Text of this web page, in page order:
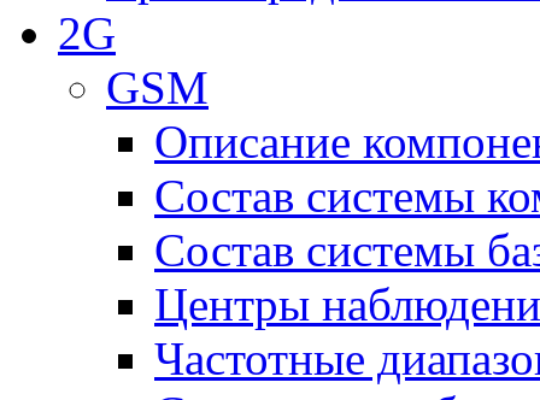
2G
GSM
Описание
Состав системы
Состав системы
Центры
Частотные